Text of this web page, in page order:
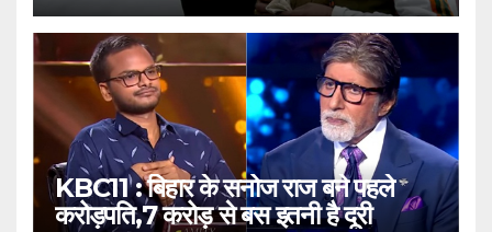
KBC11 : बिहार के सनोज राज बने पहले
करोड़पति,7 करोड़ से बस इतनी है दूरी